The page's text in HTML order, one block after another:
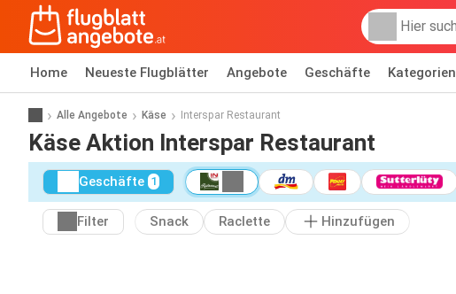
Home Neueste Flugblätter Angebote Geschäfte Kategorien
Alle Angebote Käse Interspar Restaurant
Käse Aktion Interspar Restaurant
Geschäfte 1
Filter Snack Raclette Hinzufügen